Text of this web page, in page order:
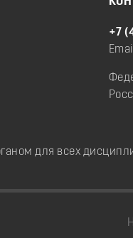
+7
для всех